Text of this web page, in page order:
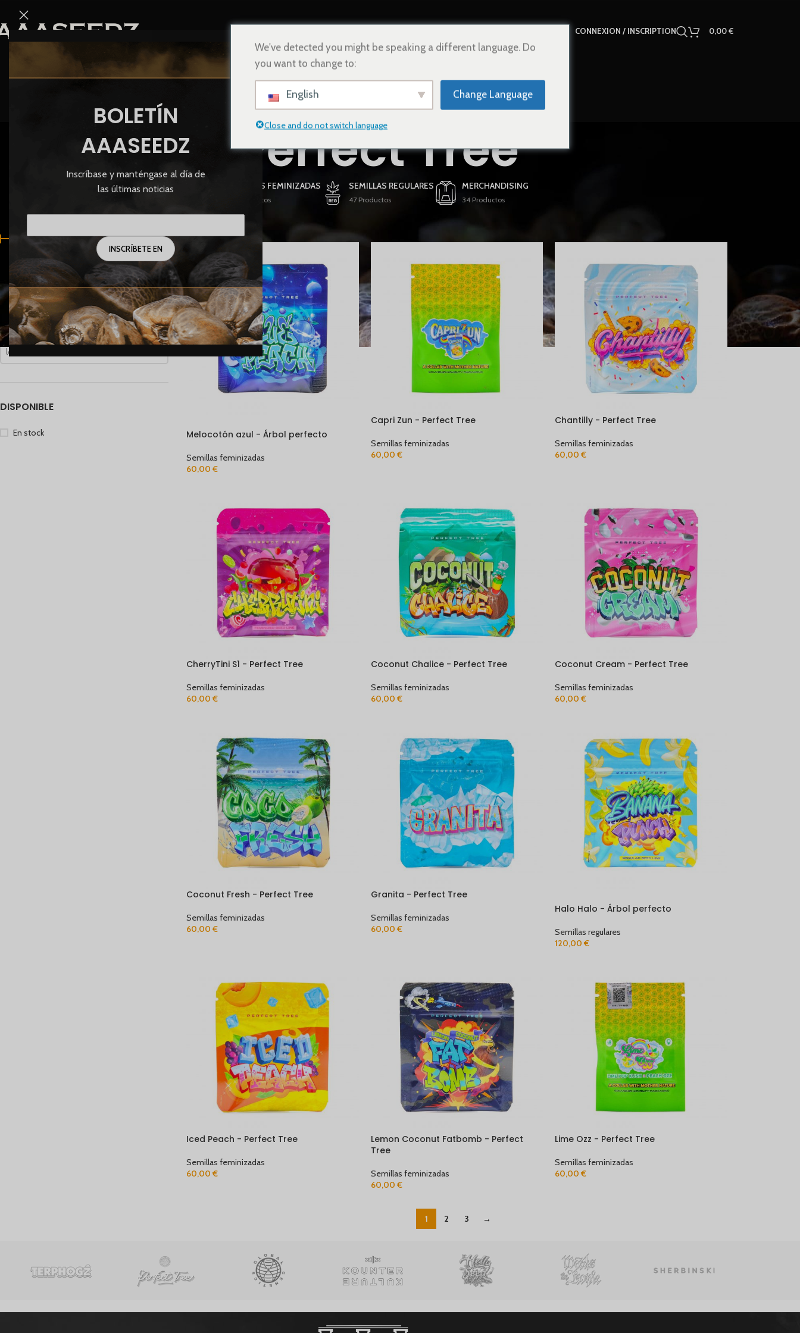
BOLETÍN
AAASEEDZ
Inscríbase y manténgase al día de
las últimas noticias
CONNEXION / INSCRIPTION 0,00€
Perfect Tree
SEMILLAS FEMINIZADAS
83 Productos
SEMILLAS REGULARES
47 Productos
MERCHANDISING
34 Productos
FILTRAR POR PRECIO
FILTRAR
Precio: 60 € -120 €
FILTRAR POR CRIADOR
los Criadores
DISPONIBLE
En stock
Inicio/Productos etiquetados “Perfect Tree”
Melocotón azul - Árbol perfecto
Semillas feminizadas
60,00 €
Capri Zun - Perfect Tree
Semillas feminizadas
60,00 €
Chantilly - Perfect Tree
Semillas feminizadas
60,00€
CherryTini S1 - Perfect Tree
Semillas feminizadas
60,00 €
Coconut Chalice - Perfect Tree
Semillas feminizadas
60,00 €
Coconut Cream - Perfect Tree
Semillas feminizadas
60,00€
Coconut Fresh - Perfect Tree
Semillas feminizadas
60,00 €
Granita - Perfect Tree
Semillas feminizadas
60,00 €
Halo Halo - Árbol perfecto
Semillas regulares
120,00€
Iced Peach - Perfect Tree
Semillas feminizadas
60,00 €
Lemon Coconut Fatbomb - Perfect
Tree
Semillas feminizadas
60,00 €
Lime Ozz - Perfect Tree
Semillas feminizadas
60,00€
1 2 3 →
We've detected you might be speaking a different language. Do
you want to change to:
English Change Language
Close and do not switch language